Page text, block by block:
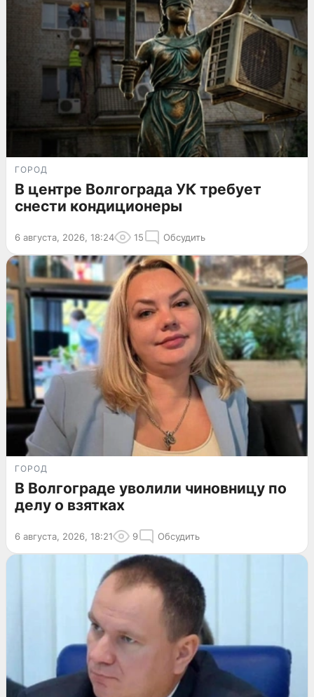
ГОРОД
В центре Волгограда УК требует
снести кондиционеры
6 августа, 2026, 18:24 15 Обсудить
ГОРОД
В Волгограде уволили чиновницу по
делу о взятках
6 августа, 2026, 18:21 9 Обсудить